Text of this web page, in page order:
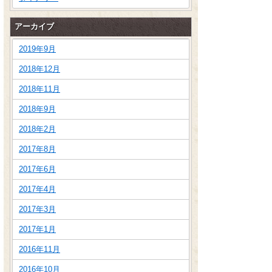
アーカイブ
2019年9月
2018年12月
2018年11月
2018年9月
2018年2月
2017年8月
2017年6月
2017年4月
2017年3月
2017年1月
2016年11月
2016年10月